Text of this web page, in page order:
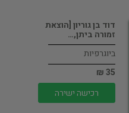
דוד בן גוריון [הוצאת
זמורה ביתן,…
ביוגרפיות
35 ₪
רכישה ישירה